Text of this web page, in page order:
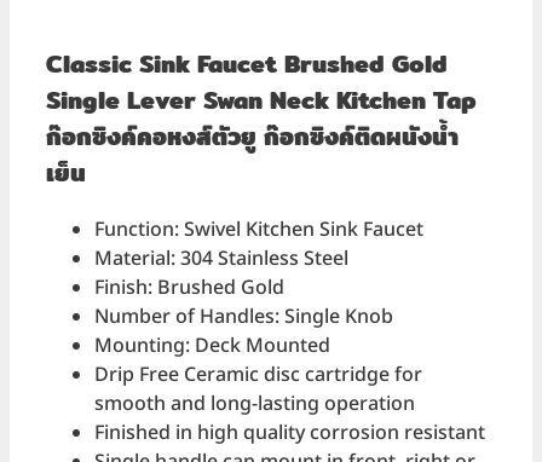
Classic Sink Faucet Brushed Gold
Single Lever Swan Neck Kitchen Tap
ก๊อกซิงค์คอหงส์ตัวยู ก๊อกซิงค์ติดผนังน้ำ
เย็น
Function: Swivel Kitchen Sink Faucet
Material: 304 Stainless Steel
Finish: Brushed Gold
Number of Handles: Single Knob
Mounting: Deck Mounted
Drip Free Ceramic disc cartridge for
smooth and long-lasting operation
Finished in high quality corrosion resistant